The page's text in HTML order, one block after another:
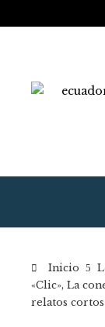
Inicio
«Clic», La
relatos cortos